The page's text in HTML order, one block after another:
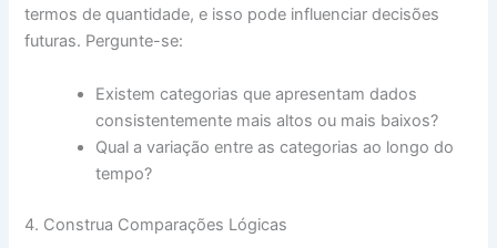
termos de quantidade, e isso pode influenciar decisões
futuras. Pergunte-se:
Existem categorias que apresentam dados
consistentemente mais altos ou mais baixos?
Qual a variação entre as categorias ao longo do
tempo?
4. Construa Comparações Lógicas